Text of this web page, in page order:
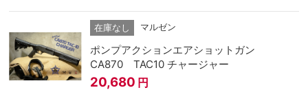
在庫なし マルゼン
ポンプアクションエアショットガン
CA870 TAC10 チャージャー
20,680 円